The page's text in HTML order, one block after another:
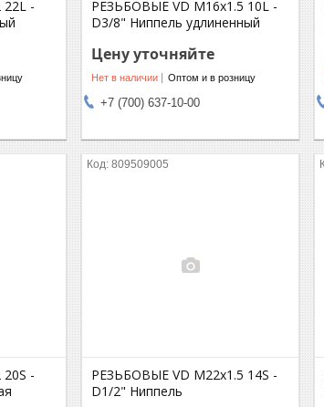
-
РЕЗЬБОВЫЕ VD M16x1.5 10L -
D3/8" Ниппель удлиненный
Цену уточняйте
Нет в наличии Оптом и в розницу
+7 (700) 637-10-00
-
809509005
РЕЗЬБОВЫЕ VD M22x1.5 14S -
D1/2" Ниппель